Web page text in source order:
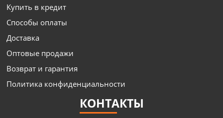
Купить в кредит
Способы оплаты
Доставка
Оптовые продажи
Возврат и гарантия
Политика конфиденциальности
КОНТАКТЫ